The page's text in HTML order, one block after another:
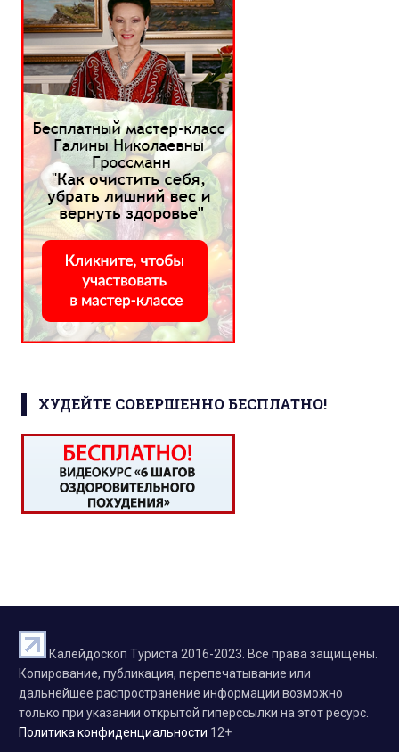
ХУДЕЙТЕ СОВЕРШЕННО БЕСПЛАТНО!
Калейдоскоп Туриста 2016-2023. Все права защищены.
Копирование, публикация, перепечатывание или
дальнейшее распространение информации возможно
только при указании открытой гиперссылки на этот ресурс.
Политика конфиденциальности 12+